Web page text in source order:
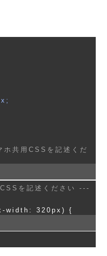
共用CSSを記述くだ
を記述ください ---
width: 320px) {